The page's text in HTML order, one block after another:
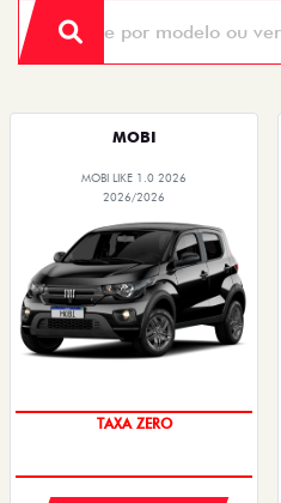
MOBI
MOBI LIKE 1.0 2026
2026/2026
TAXA ZERO